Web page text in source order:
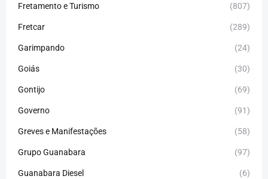
Fretamento e Turismo (807)
Fretcar (289)
Garimpando (24)
Goiás (30)
Gontijo (69)
Governo (91)
Greves e Manifestações (58)
Grupo Guanabara (97)
Guanabara Diesel (6)